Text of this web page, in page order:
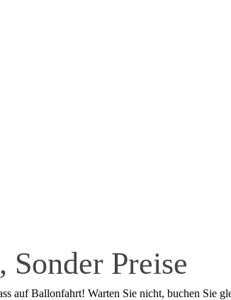
Preise
auf Ballonfahrt! Warten Sie nicht, buchen Sie